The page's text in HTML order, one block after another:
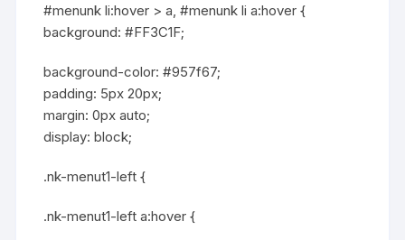
#menunk li:hover > a, #menunk li a:hover {
background: #FF3C1F;
background-color: #957f67;
padding: 5px 20px;
margin: 0px auto;
display: block;
.nk-menut1-left {
.nk-menut1-left a:hover {